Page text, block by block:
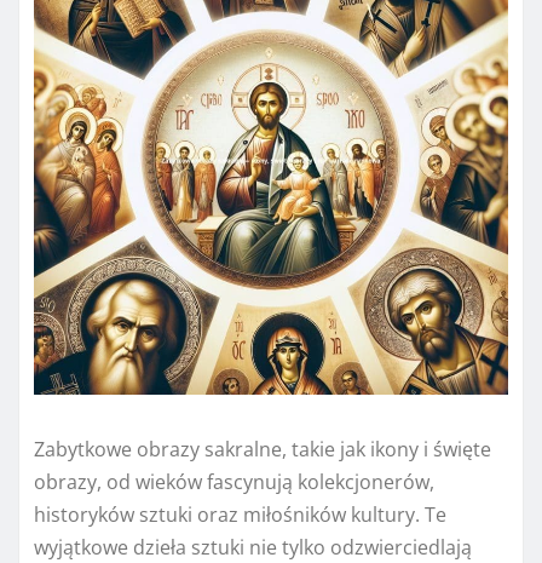
Zabytkowe obrazy sakralne, takie jak ikony i święte
obrazy, od wieków fascynują kolekcjonerów,
historyków sztuki oraz miłośników kultury. Te
wyjątkowe dzieła sztuki nie tylko odzwierciedlają